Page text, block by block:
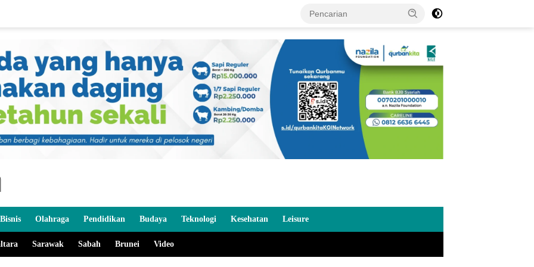
Olahraga Pendidikan Budaya Teknologi Kesehatan Leisure
Sarawak Sabah Brunei Video